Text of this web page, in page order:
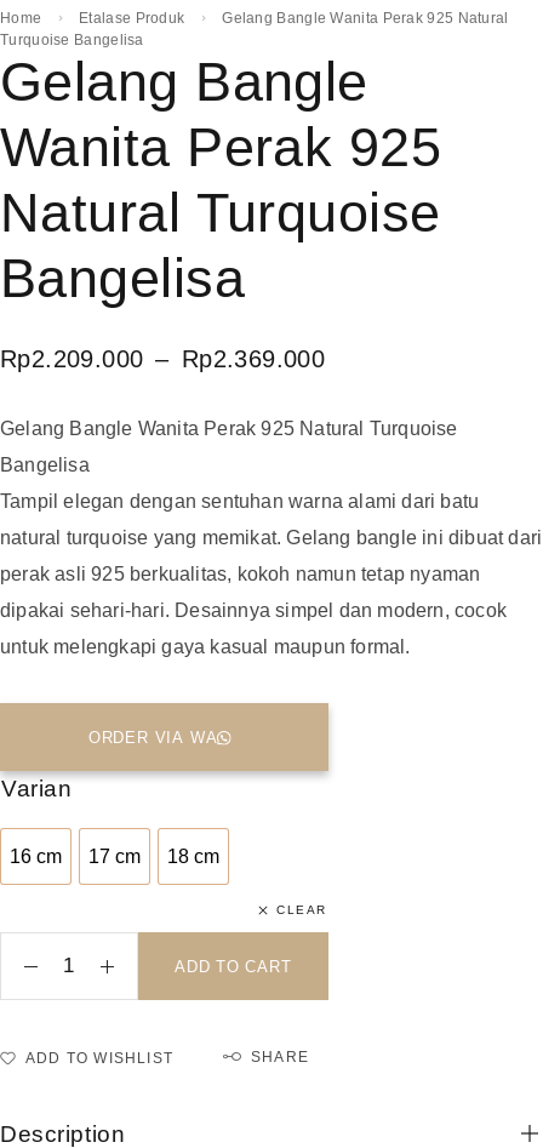
Home Etalase Produk
Gelang Bangle Wanita Perak 925 Natural
Turquoise Bangelisa
Gelang Bangle
Wanita Perak 925
Natural Turquoise
Bangelisa
Rp2.209.000 – Rp2.369.000
Gelang Bangle Wanita Perak 925 Natural Turquoise
Bangelisa
Tampil elegan dengan sentuhan warna alami dari batu
natural turquoise yang memikat. Gelang bangle ini dibuat dari
perak asli 925 berkualitas, kokoh namun tetap nyaman
dipakai sehari-hari. Desainnya simpel dan modern, cocok
untuk melengkapi gaya kasual maupun formal.
ORDER VIA WA
Varian
16 cm
16 cm
17 cm
17 cm
18 cm
18 cm
CLEAR
ADD TO CART
ADD TO WISHLIST SHARE
Description